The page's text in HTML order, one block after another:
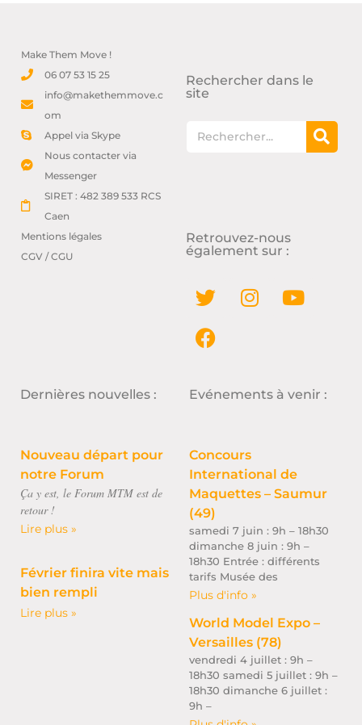
Make Them Move !
06 07 53 15 25
info@makethemmove.c
om
Appel via Skype
Nous contacter via
Messenger
SIRET : 482 389 533 RCS
Caen
Mentions légales
CGV / CGU
Rechercher dans le
site
Retrouvez-nous
également sur :
Dernières nouvelles :
Nouveau départ pour
notre Forum
Ça y est, le Forum MTM est de
retour !
Lire plus »
Février finira vite mais
bien rempli
Lire plus »
Evénements à venir :
Concours
International de
Maquettes – Saumur
(49)
samedi 7 juin : 9h – 18h30
dimanche 8 juin : 9h –
18h30 Entrée : différents
tarifs Musée des
Plus d'info »
World Model Expo –
Versailles (78)
vendredi 4 juillet : 9h –
18h30 samedi 5 juillet : 9h –
18h30 dimanche 6 juillet :
9h –